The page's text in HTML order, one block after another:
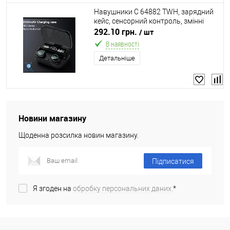
Навушники C 64882 TWH, зарядний
кейс, сенсорний контроль, змінні
амбушюри, USB, Bluetooth 5.3, у
коробці
292.10 грн. / шт
В наявності
Детальніше
Новини магазину
Щоденна розсилка новин магазину.
Підписатися
Я згоден на обробку персональних даних.*